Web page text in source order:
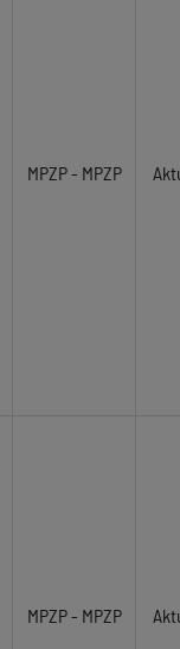
MPZP - MPZP
MPZP - MPZP